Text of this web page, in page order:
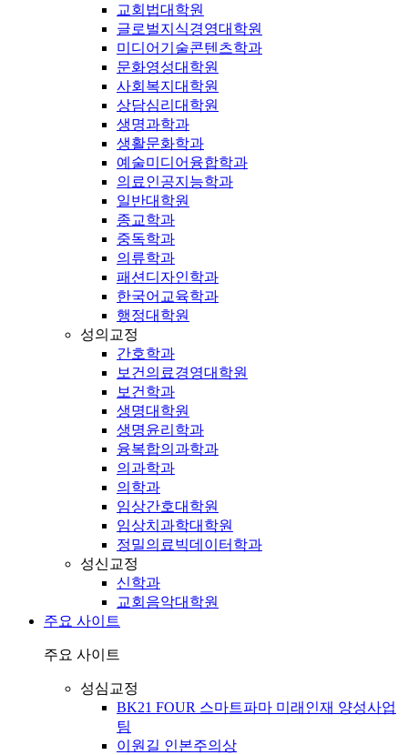
교회법대학원
글로벌지식경영대학원
미디어기술콘텐츠학과
문화영성대학원
사회복지대학원
상담심리대학원
생명과학과
생활문화학과
예술미디어융합학과
의료인공지능학과
일반대학원
종교학과
중독학과
의류학과
패션디자인학과
한국어교육학과
행정대학원
성의교정
간호학과
보건의료경영대학원
보건학과
생명대학원
생명윤리학과
융복합의과학과
의과학과
의학과
임상간호대학원
임상치과학대학원
정밀의료빅데이터학과
성신교정
신학과
교회음악대학원
주요 사이트
주요 사이트
성심교정
BK21 FOUR 스마트파마 미래인재 양성사업
팀
이원길 인본주의상